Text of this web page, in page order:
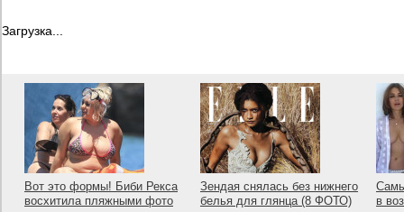
Загрузка...
Вот это формы! Биби Рекса
восхитила пляжными фото
Зендая снялась без нижнего
белья для глянца (8 ФОТО)
в